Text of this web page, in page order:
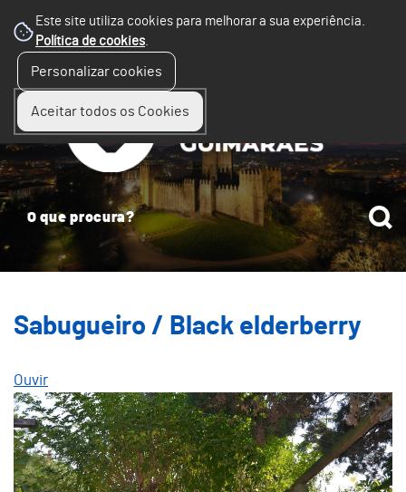
Este site utiliza cookies para melhorar a sua experiência.
Política de cookies.
Personalizar cookies
Aceitar todos os Cookies
Sabugueiro / Black elderberry
Ouvir